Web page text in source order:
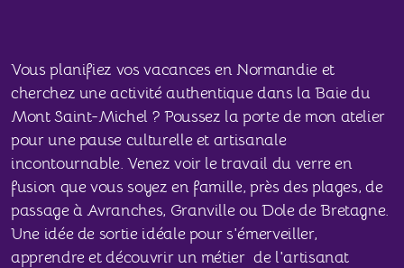
Vous planifiez vos vacances en Normandie et
cherchez une activité authentique dans la Baie du
Mont Saint-Michel ? Poussez la porte de mon atelier
pour une pause culturelle et artisanale
incontournable. Venez voir le travail du verre en
fusion que vous soyez en famille, près des plages, de
passage à Avranches, Granville ou Dole de Bretagne.
Une idée de sortie idéale pour s'émerveiller,
apprendre et découvrir un métier de l'artisanat